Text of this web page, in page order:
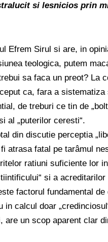
si lesnicios prin
Efrem Sirul si are, in
teologica, putem
sa faca un preot? La
ca, fara a
de treburi ce tin de
al „puterilor ceresti“.
din discutie perceptia
atrasa fatal pe tarâmul
ratiuni suficiente lor
si a
factorul fundamental
in calcul doar
are un scop aparent clar